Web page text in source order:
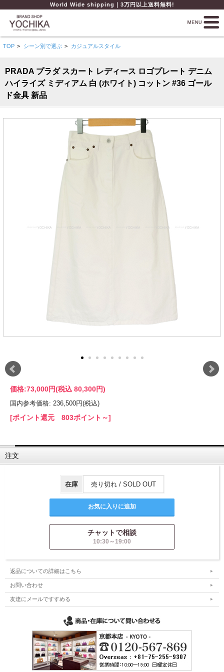
World Wide shipping｜3万円以上送料無料!
TOP > シーン別で選ぶ > カジュアルスタイル
PRADA プラダ スカート レディース ロゴプレート デニム
ハイライズ ミディアム 白 (ホワイト) コットン #36 ゴール
ド金具 新品
価格:73,000円(税込 80,300円)
国内参考価格: 236,500円(税込)
[ポイント還元 803ポイント～]
注文
在庫 売り切れ / SOLD OUT
チャットで相談
10:30～19:00
返品についての詳細はこちら
お問い合わせ
友達にメールですすめる